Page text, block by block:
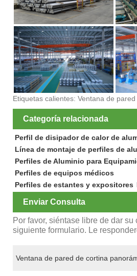
Etiquetas calientes: Ventana de
Categoría relacionada
Perfil de disipador de calor de
Línea de montaje de perfiles de
Perfiles de Aluminio para
Perfiles de equipos médicos
Perfiles de estantes y expositores
Enviar Consulta
Por favor, siéntase libre de dar su
siguiente formulario. Le